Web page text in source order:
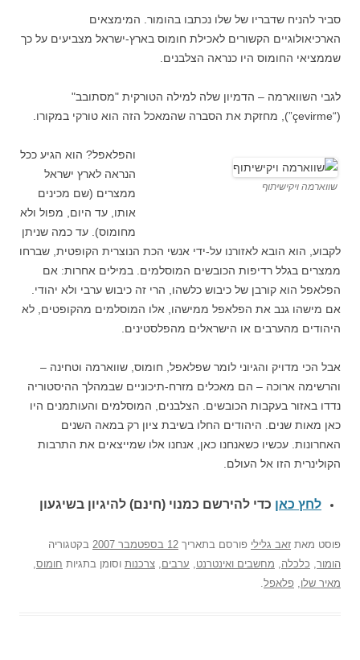
סביר להניח שדבריו של שלו נכתבו בהומור. המימצאים
הארכיאולוגיים הקשורים לאכילת חומוס בארץ-ישראל מצביעים על כך
שממציאי החומוס היו כנראה הצלבנים.
לגבי השווארמה – הדמיון שלה למילה הטורקית "מסתובב"
(“çevirme”), מחזקת את הסברה שהמאכל הזה הוא טורקי במקורו.
שווארמה ויקישיתוף
והפלאפל? הוא הגיע ככל
הנראה לארץ ישראל
ממצרים (שם מכינים
אותו, עד היום, מפול ולא
מחומוס). עד כמה שניתן
לקבוע, הוא הובא לאזורנו על-ידי אנשי הכת הנוצרית הקופטית, שברחו
ממצרים בגלל רדיפות הכובשים המוסלמים. במילים אחרות: אם
הפלאפל הוא קורבן של כיבוש כלשהו, הרי זה כיבוש ערבי ולא יהודי.
אם מישהו גנב את הפלאפל ממישהו, אלו המוסלמים מהקופטים, לא
היהודים מהערבים או הישראלים מהפלסטינים.
אבל הכי מדויק והגיוני לומר שפלאפל, חומוס, שווארמה וטחינה –
והרשימה ארוכה – הם מאכלים מזרח-תיכוניים שבמהלך ההיסטוריה
נדדו באזור בעקבות הכובשים. הצלבנים, המוסלמים והעותמנים היו
כאן מאות שנים. היהודים החלו בשיבת ציון רק במאה השנים
האחרונות. עכשיו כשאנחנו כאן, אנחנו אלו שמייצאים את התרבות
הקולינרית הזו אל העולם.
לחץ כאן כדי להירשם כמנוי (חינם) להיגיון בשיגעון
פוסט מאת זאב גלילי פורסם בתאריך 12 בספטמבר 2007
בקטגוריה
הומור כלכלה מחשבים ואינטרנט ערבים צרכנות וסומן בתגיות חומוס
מאיר שלו פלאפל